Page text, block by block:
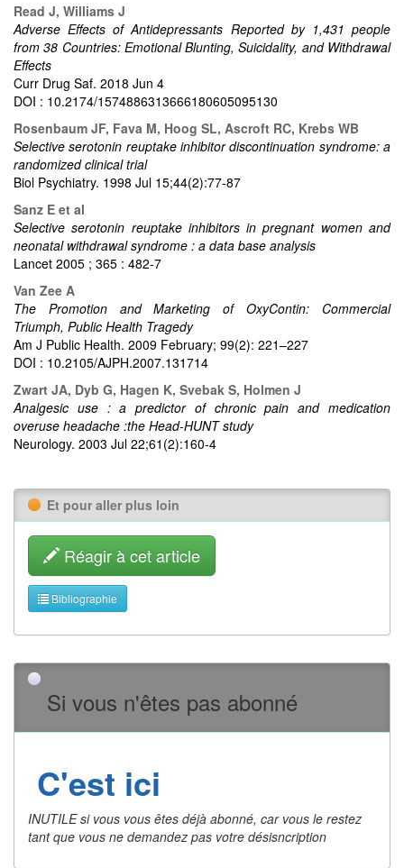
Read J, Williams J
Adverse Effects of Antidepressants Reported by 1,431 people
from 38 Countries: Emotional Blunting, Suicidality, and Withdrawal
Effects
Curr Drug Saf. 2018 Jun 4
DOI : 10.2174/1574886313666180605095130
Rosenbaum JF, Fava M, Hoog SL, Ascroft RC, Krebs WB
Selective serotonin reuptake inhibitor discontinuation syndrome: a
randomized clinical trial
Biol Psychiatry. 1998 Jul 15;44(2):77-87
Sanz E et al
Selective serotonin reuptake inhibitors in pregnant women and
neonatal withdrawal syndrome : a data base analysis
Lancet 2005 ; 365 : 482-7
Van Zee A
The Promotion and Marketing of OxyContin: Commercial
Triumph, Public Health Tragedy
Am J Public Health. 2009 February; 99(2): 221–227
DOI : 10.2105/AJPH.2007.131714
Zwart JA, Dyb G, Hagen K, Svebak S, Holmen J
Analgesic use : a predictor of chronic pain and medication
overuse headache :the Head-HUNT study
Neurology. 2003 Jul 22;61(2):160-4
Et pour aller plus loin
Réagir à cet article
Bibliographie
Si vous n'êtes pas abonné
C'est ici
INUTILE si vous vous êtes déjà abonné, car vous le restez
tant que vous ne demandez pas votre désisncription